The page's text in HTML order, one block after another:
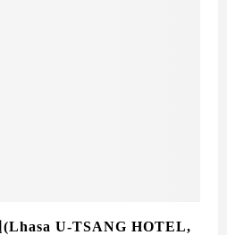
(Lhasa U-TSANG HOTEL,